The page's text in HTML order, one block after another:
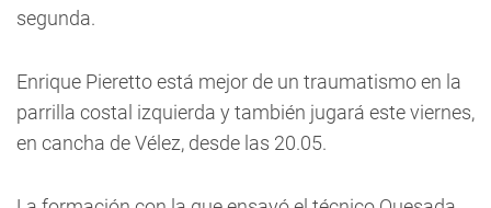
segunda.
Enrique Pieretto está mejor de un traumatismo en la
parrilla costal izquierda y también jugará este viernes,
en cancha de Vélez, desde las 20.05.